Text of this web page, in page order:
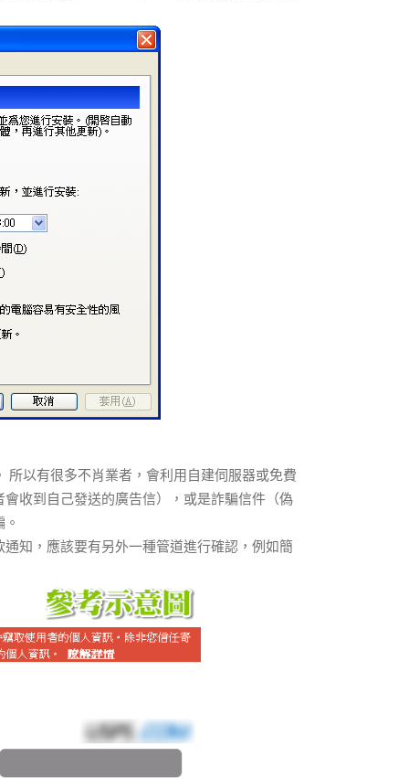
以有很多不肖業者，會利用自建伺服器或免費
收到自己發送的廣告信），或是詐騙信件（偽
知，應該要有另外一種管道進行確認，例如簡